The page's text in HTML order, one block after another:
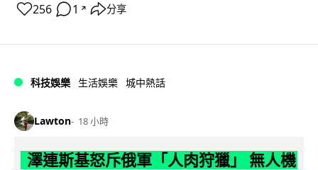
256 1 ↗ 分享
科技娛樂 生活娛樂 城中熱話
Lawton 18 小時
澤連斯基怒斥俄軍「人肉狩獵」 無人機